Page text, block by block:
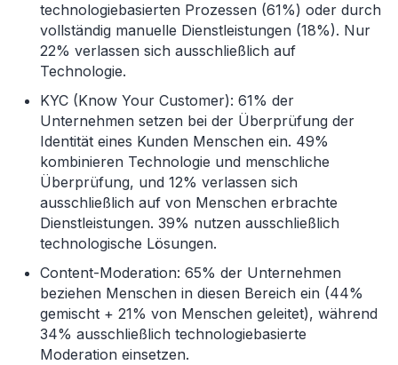
technologiebasierten Prozessen (61%) oder durch
vollständig manuelle Dienstleistungen (18%). Nur
22% verlassen sich ausschließlich auf
Technologie.
KYC (Know Your Customer): 61% der
Unternehmen setzen bei der Überprüfung der
Identität eines Kunden Menschen ein. 49%
kombinieren Technologie und menschliche
Überprüfung, und 12% verlassen sich
ausschließlich auf von Menschen erbrachte
Dienstleistungen. 39% nutzen ausschließlich
technologische Lösungen.
Content-Moderation: 65% der Unternehmen
beziehen Menschen in diesen Bereich ein (44%
gemischt + 21% von Menschen geleitet), während
34% ausschließlich technologiebasierte
Moderation einsetzen.